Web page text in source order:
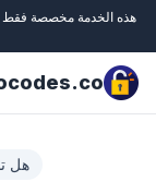
هذه الخدمة مخصصة فقط
هل